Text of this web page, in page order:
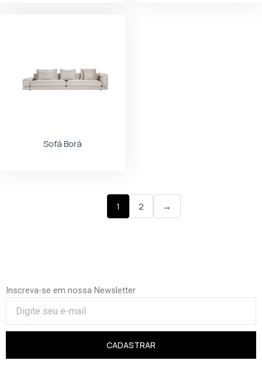
Sofá Borá
1 2 →
Inscreva-se em nossa Newsletter
CADASTRAR